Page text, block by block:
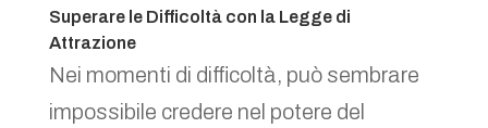
Superare le Difficoltà con la Legge di
Attrazione
Nei momenti di difficoltà, può sembrare
impossibile credere nel potere del